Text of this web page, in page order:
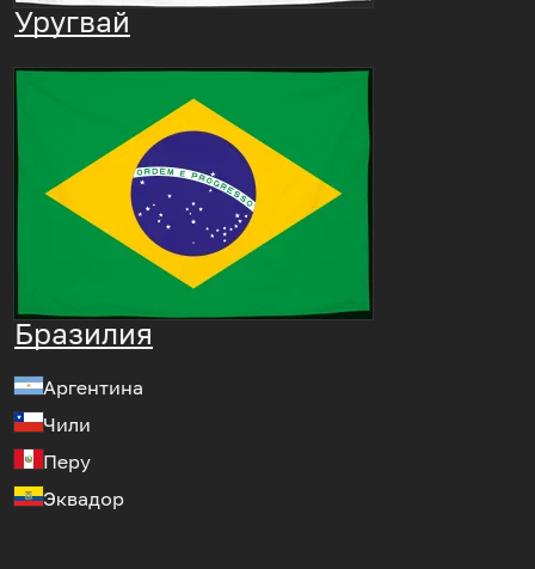
Уругвай
Бразилия
Аргентина
Чили
Перу
Эквадор